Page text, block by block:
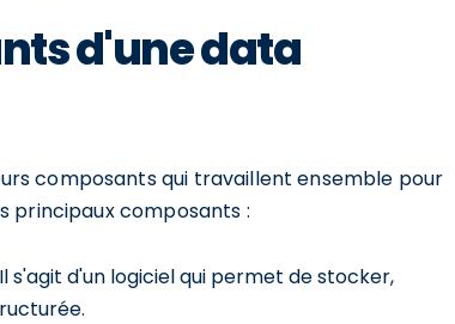
d'une data
composants qui travaillent ensemble pour
principaux composants :
s'agit d'un logiciel qui permet de stocker,